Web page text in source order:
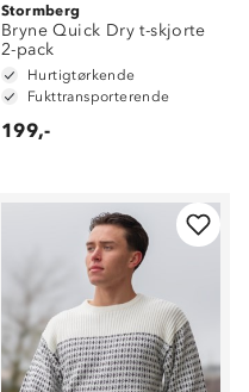
Stormberg
Bryne Quick Dry t-skjorte
2-pack
Hurtigtørkende
Fukttransporterende
199,-